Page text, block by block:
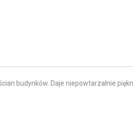
budynków. Daje niepowtarzalnie